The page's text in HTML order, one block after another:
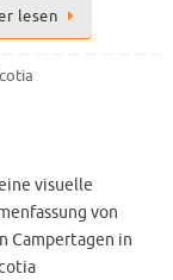
lesen
visuelle
von
Campertagen in